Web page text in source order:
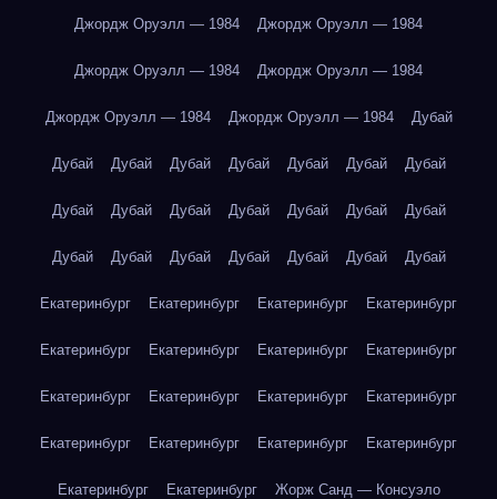
Джордж Оруэлл — 1984 Джордж Оруэлл — 1984
Джордж Оруэлл — 1984 Джордж Оруэлл — 1984
Джордж Оруэлл — 1984 Джордж Оруэлл — 1984 Дубай
Дубай Дубай Дубай Дубай Дубай Дубай Дубай
Дубай Дубай Дубай Дубай Дубай Дубай Дубай
Дубай Дубай Дубай Дубай Дубай Дубай Дубай
Екатеринбург Екатеринбург Екатеринбург Екатеринбург
Екатеринбург Екатеринбург Екатеринбург Екатеринбург
Екатеринбург Екатеринбург Екатеринбург Екатеринбург
Екатеринбург Екатеринбург Екатеринбург Екатеринбург
Екатеринбург Екатеринбург Жорж Санд — Консуэло